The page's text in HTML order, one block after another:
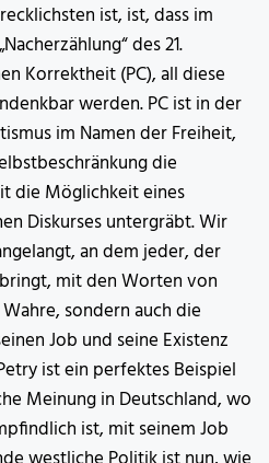
ist, ist, dass im
des 21.
Korrektheit (PC), all diese
werden. PC ist in der
im Namen der Freiheit,
die
die Möglichkeit eines
Diskurses untergräbt. Wir
an dem jeder, der
mit den Worten von
sondern auch die
Job und seine Existenz
ist ein perfektes Beispiel
Meinung in Deutschland, wo
ist, mit seinem Job